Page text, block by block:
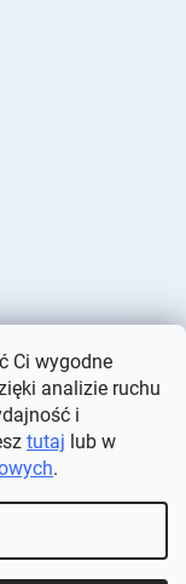
Ci wygodne
analizie ruchu
i
tutaj lub w
.